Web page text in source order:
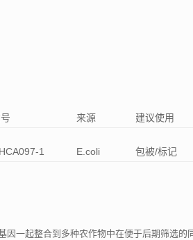
来源 建议使用
1 E.coli 包被/标记
因一起整合到多种农作物中在便于后期筛选的